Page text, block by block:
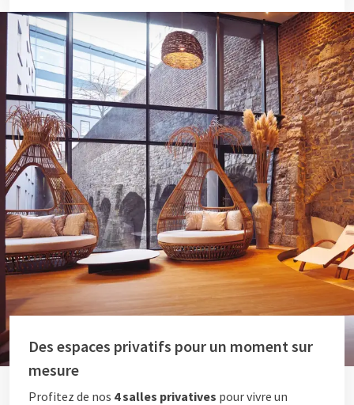
Des espaces privatifs pour un moment sur
mesure
Profitez de nos 4 salles privatives pour vivre un